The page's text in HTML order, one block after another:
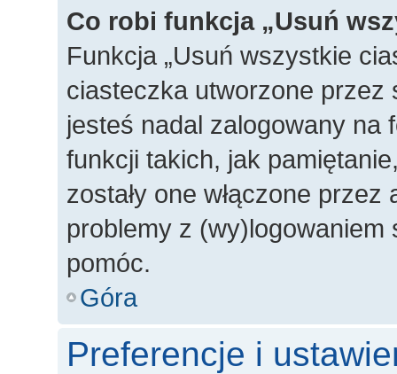
Co robi funkcja „Usuń
Funkcja „Usuń wszystkie
ciasteczka utworzone przez
jesteś nadal zalogowany na
funkcji takich, jak
zostały one włączone
problemy z
pomóc.
Góra
Preferencje i